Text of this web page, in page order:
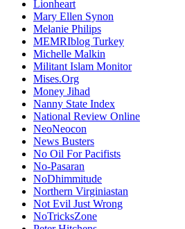
Lionheart
Mary Ellen Synon
Melanie Philips
MEMRIblog Turkey
Michelle Malkin
Militant Islam Monitor
Mises.Org
Money Jihad
Nanny State Index
National Review Online
NeoNeocon
News Busters
No Oil For Pacifists
No-Pasaran
NoDhimmitude
Northern Virginiastan
Not Evil Just Wrong
NoTricksZone